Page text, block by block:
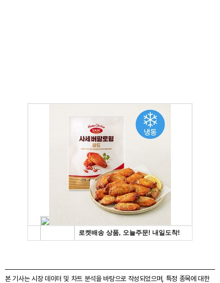
본 기사는 시장 데이터 및 차트 분석을 바탕으로 작성되었으며, 특정 종목에 대한